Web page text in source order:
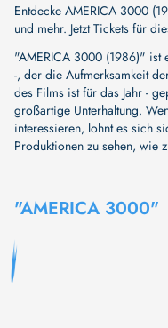
Entdecke AMERICA 3000
und mehr. Jetzt Tickets für
"AMERICA 3000 (1986)" ist
-, der die Aufmerksamkeit
des Films ist für das Jahr -
großartige Unterhaltung.
interessieren, lohnt es sich
Produktionen zu sehen, wie
"AMERICA 3000"